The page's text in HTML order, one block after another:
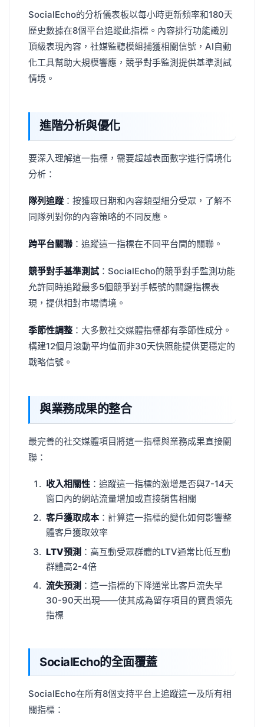
SocialEcho的分析儀表板以每小時更新頻率和180天
歷史數據在8個平台追蹤此指標。內容排行功能識別
頂級表現內容，社媒監聽模組捕獲相關信號，AI自動
化工具幫助大規模響應，競爭對手監測提供基準測試
情境。
進階分析與優化
要深入理解這一指標，需要超越表面數字進行情境化
分析：
隊列追蹤 ：按獲取日期和內容類型細分受眾，了解不
同隊列對你的內容策略的不同反應。
跨平台關聯 ：追蹤這一指標在不同平台間的關聯。
競爭對手基準測試 ：SocialEcho的競爭對手監測功能
允許同時追蹤最多5個競爭對手帳號的關鍵指標表
現，提供相對市場情境。
季節性調整 ：大多數社交媒體指標都有季節性成分。
構建12個月滾動平均值而非30天快照能提供更穩定的
戰略信號。
與業務成果的整合
最完善的社交媒體項目將這一指標與業務成果直接關
聯：
收入相關性 ：追蹤這一指標的激增是否與7-14天
窗口內的網站流量增加或直接銷售相關
客戶獲取成本 ：計算這一指標的變化如何影響整
體客戶獲取效率
LTV預測 ：高互動受眾群體的LTV通常比低互動
群體高2-4倍
流失預測 ：這一指標的下降通常比客戶流失早
30-90天出現——使其成為留存項目的寶貴領先
指標
SocialEcho的全面覆蓋
SocialEcho在所有8個支持平台上追蹤這一及所有相
關指標：